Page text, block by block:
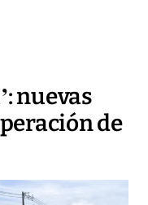
nuevas
de